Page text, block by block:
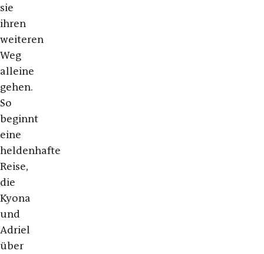
sie
ihren
weiteren
Weg
alleine
gehen.
So
beginnt
eine
heldenhafte
Reise,
die
Kyona
und
Adriel
über